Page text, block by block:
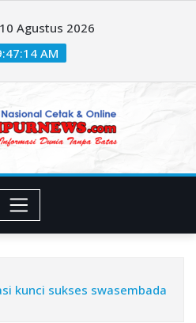
Agustus 2026
AM
kunci sukses swasembada